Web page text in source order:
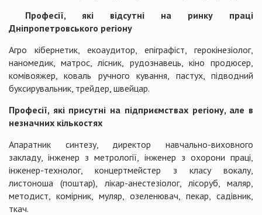
Професії, які відсутні на ринку праці
Дніпропетровського регіону
Агро кібернетик, екоаудитор, епіграфіст, герокінезіолог,
наномедик, матрос, лісник, рудознавець, кіно продюсер,
комівояжер, коваль ручного кування, пастух, підводний
буксирувальник, трейдер, швейцар.
Професії, які присутні на підприємствах регіону, але в
незначних кількостях
Апаратник синтезу, директор навчально-виховного
закладу, інженер з метрології, інженер з охорони праці,
інженер-технолог, концертмейстер з класу вокалу,
листоноша (поштар), лікар-анестезіолог, лісоруб, маляр,
методист, комірник, муляр, озеленювач, пекар, садівник,
ткач.